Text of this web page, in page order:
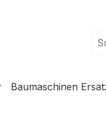
Baumaschinen